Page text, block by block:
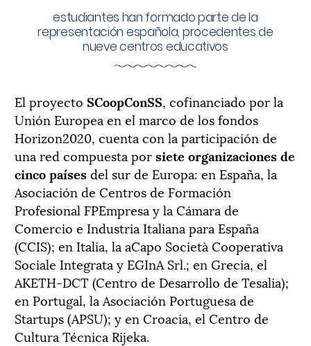
estudiantes han formado parte de la
representación española, procedentes de
nueve centros educativos
El proyecto SCoopConSS, cofinanciado por la
Unión Europea en el marco de los fondos
Horizon2020, cuenta con la participación de
una red compuesta porsiete organizaciones de
cinco paísesdel sur de Europa: en España, la
Asociación de Centros de Formación
Profesional FPEmpresa y la Cámara de
Comercio e Industria Italiana para España
(CCIS); en Italia, la aCapo Società Cooperativa
Sociale Integrata y EGInA Srl.; en Grecia, el
AKETH-DCT (Centro de Desarrollo de Tesalia);
en Portugal, la Asociación Portuguesa de
Startups (APSU); y en Croacia, el Centro de
Cultura Técnica Rijeka.